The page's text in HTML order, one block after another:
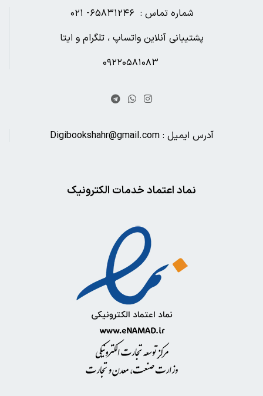
شماره تماس : ۶۵۸۳۱۲۴۶- ۰۲۱
پشتیبانی آنلاین واتساپ ، تلگرام و ایتا
آدرس ایمیل : Digibookshahr@gmail.com
نماد اعتماد خدمات الکترونیک